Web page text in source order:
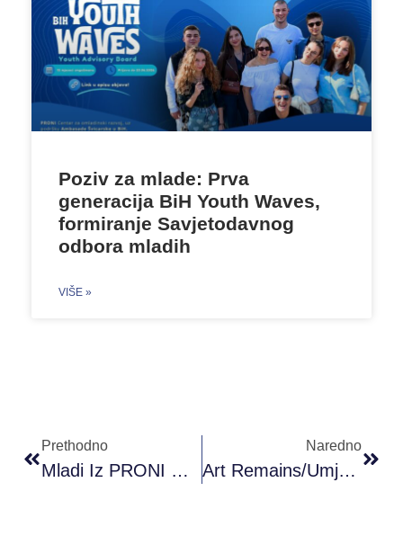
Poziv za mlade: Prva
generacija BiH Youth Waves,
formiranje Savjetodavnog
odbora mladih
VIŠE »
Prethodno
Mladi Iz PRONI Centra Na Treningu U Sutomoru
Naredno
Art Remains/Umjetnost Ostaje U Gradačcu